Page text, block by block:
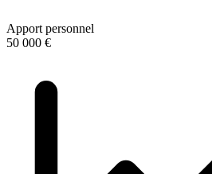
Apport personnel
50 000 €